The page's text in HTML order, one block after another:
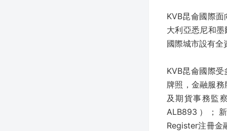
KVB昆侖國際
大利亞悉尼和
國際城市設有全
KVB昆侖國際
牌照，金融服
及期貨事務監
ALB893）；
Register注冊金